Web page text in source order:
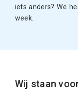
iets anders? We
week.
Wij staan